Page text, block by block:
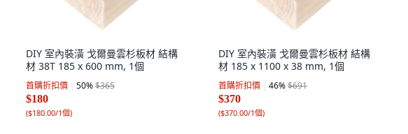
DIY 室內裝潢 戈爾曼雲杉板材 結構
材 38T 185 x 600 mm, 1個
首購折扣價 50%$365
$180
($180.00/1個)
DIY 室內裝潢 戈爾曼雲杉板材 結構
材 185 x 1100 x 38 mm, 1個
首購折扣價 46%$691
$370
($370.00/1個)